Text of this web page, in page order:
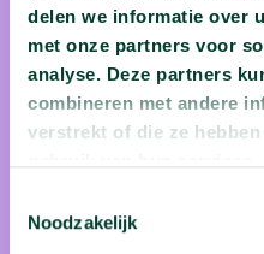
delen we informatie over
met onze partners voor
analyse. Deze partners
combineren met andere
verstrekt of die ze
Noodzakelijk
middelbaar werd snel
studeren. In alles om hem